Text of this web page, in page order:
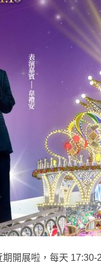
期開展啦，每天 17:30-